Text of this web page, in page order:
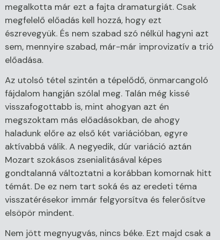
megalkotta már ezt a fajta dramaturgiát. Csak
megfelelő előadás kell hozzá, hogy ezt
észrevegyük. És nem szabad szó nélkül hagyni azt
sem, mennyire szabad, már-már improvizatív a trió
előadása.
Az utolsó tétel szintén a tépelődő, önmarcangoló
fájdalom hangján szólal meg. Talán még kissé
visszafogottabb is, mint ahogyan azt én
megszoktam más előadásokban, de ahogy
haladunk előre az első két variációban, egyre
aktívabbá válik. A negyedik, dúr variáció aztán
Mozart szokásos zsenialitásával képes
gondtalanná változtatni a korábban komornak hitt
témát. De ez nem tart soká és az eredeti téma
visszatérésekor immár felgyorsítva és felerősítve
elsöpör mindent.
Nem jött megnyugvás, nincs béke. Ezt majd csak a